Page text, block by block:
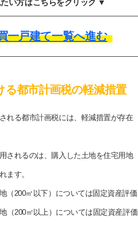
い方はこちらをクリック ▼
一戸建て一覧へ進む
る都市計画税の軽減措置
れる都市計画税には、軽減措置が存在
されるのは、購入した土地を住宅用地
ます。
（200㎡以下）については固定資産評価
（200㎡以上）については固定資産評価